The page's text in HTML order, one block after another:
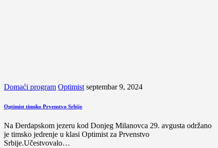
Domaći program Optimist septembar 9, 2024
Optimist timsko Prvenstvo Srbije
Na Đerdapskom jezeru kod Donjeg Milanovca 29. avgusta održano
je timsko jedrenje u klasi Optimist za Prvenstvo
Srbije.Učestvovalo…